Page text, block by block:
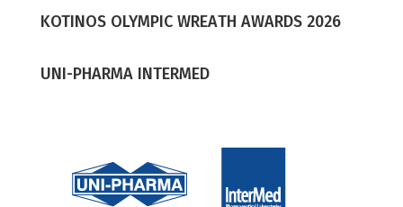
KOTINOS OLYMPIC WREΑTH AWARDS 2026
UNI-PHARMA INTERMED